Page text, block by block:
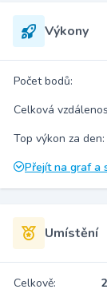
Výkony
Počet bodů:
Celková
Top výkon za den:
Přejít na graf a
Umístění
Celkově: